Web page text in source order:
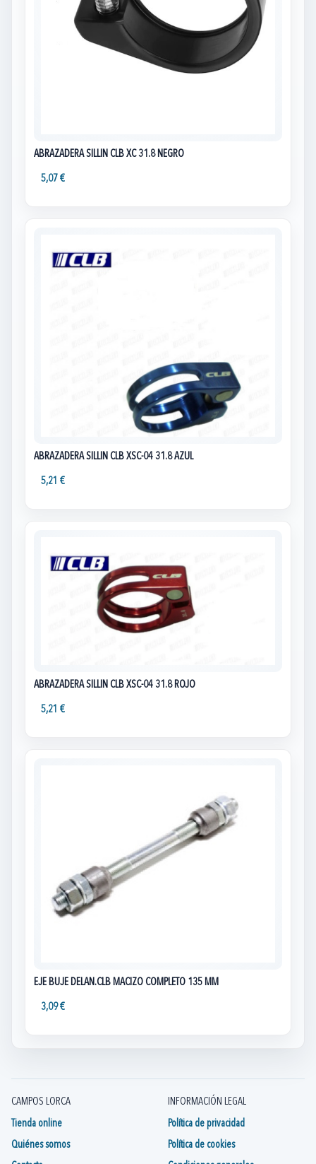
ABRAZADERA SILLIN CLB XC 31.8 NEGRO
5,07 €
ABRAZADERA SILLIN CLB XSC-04 31.8 AZUL
5,21 €
ABRAZADERA SILLIN CLB XSC-04 31.8 ROJO
5,21 €
EJE BUJE DELAN.CLB MACIZO COMPLETO 135 MM
3,09 €
CAMPOS LORCA
Tienda online
Quiénes somos
INFORMACIÓN LEGAL
Política de privacidad
Política de cookies